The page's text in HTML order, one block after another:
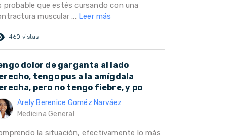
probable que estés cursando con una
muscular ... Leer más
460 vistas
dolor de garganta al lado
tengo pus a la amígdala
pero no tengo fiebre, y po
Arely Berenice Goméz Narváez
Medicina General
la situación, efectivamente lo más